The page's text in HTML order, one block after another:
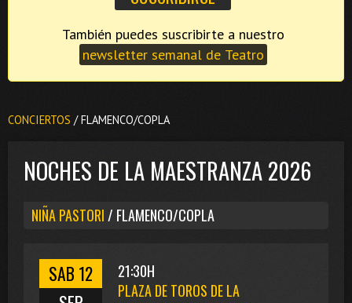
newsletter semanal de Teatro
CONCIERTOS / FLAMENCO/COPLA
NOCHES DE LA MAESTRANZA 2026
NIÑA PASTORI / FLAMENCO/COPLA
SAB 12
21:30H
PLAZA DE TOROS DE LA